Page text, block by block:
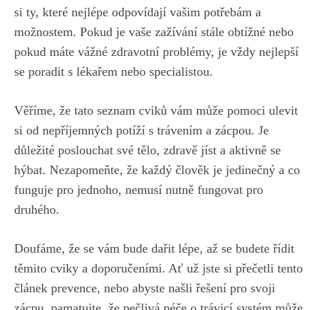
si⁣ ty, které nejlépe odpovídají vašim potřebám a
možnostem.‌ Pokud je vaše zažívání stále obtížné nebo
pokud máte ​vážné zdravotní problémy, ​je vždy nejlepší
se poradit s lékařem nebo specialistou.
Věříme, že tato‍ seznam ‌cviků vám může pomoci ulevit
si od nepříjemných​ potíží s trávením a zácpou. Je
‌důležité poslouchat své tělo, zdravě jíst ​a aktivně se
hýbat. Nezapomeňte, že každý člověk je jedinečný a ‍co
funguje pro jednoho, nemusí nutně fungovat pro
druhého.
Doufáme, že se vám bude dařit lépe, až se ⁣budete ⁢řídit
těmito cviky a doporučeními. Ať už jste si ⁣přečetli tento
článek⁤ prevence,⁢ nebo abyste našli řešení pro svoji